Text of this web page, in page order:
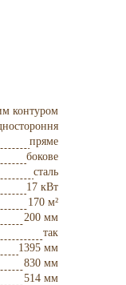
контуром
пряме
бокове
сталь
17 кВт
170 м²
200 мм
так
1395 мм
830 мм
514 мм